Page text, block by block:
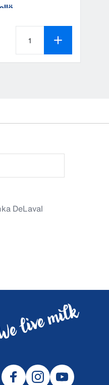
Tuotteen määrä on 1
DeLaval